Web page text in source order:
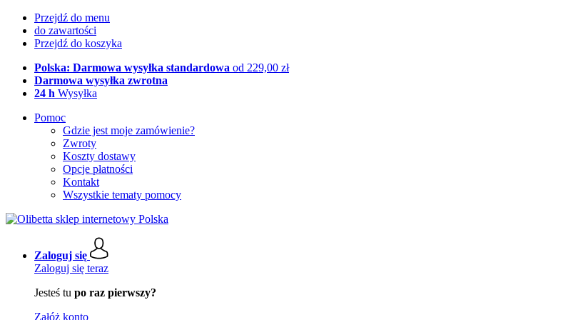
Przejdź do menu
do zawartości
Przejdź do koszyka
Polska: Darmowa wysyłka standardowa od 229,00 zł
Darmowa wysyłka zwrotna
24 h Wysyłka
Pomoc
Gdzie jest moje zamówienie?
Zwroty
Koszty dostawy
Opcje płatności
Kontakt
Wszystkie tematy pomocy
Zaloguj się
Zaloguj się teraz
Jesteś tu po raz pierwszy?
Załóż konto